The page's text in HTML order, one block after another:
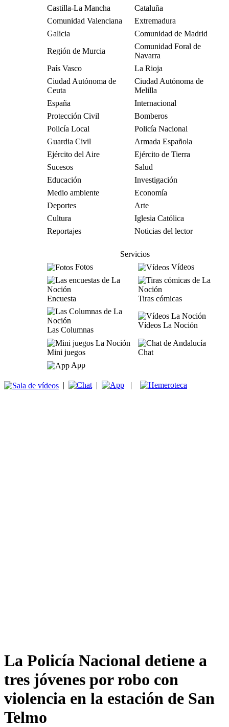
Castilla-La Mancha
Cataluña
Comunidad Valenciana
Extremadura
Galicia
Comunidad de Madrid
Región de Murcia
Comunidad Foral de
Navarra
País Vasco
La Rioja
Ciudad Autónoma de
Ceuta
Ciudad Autónoma de
Melilla
España
Internacional
Protección Civil
Bomberos
Policía Local
Policía Nacional
Guardia Civil
Armada Española
Ejército del Aire
Ejército de Tierra
Sucesos
Salud
Educación
Investigación
Medio ambiente
Economía
Deportes
Arte
Cultura
Iglesia Católica
Reportajes
Noticias del lector
Servicios
Fotos
Vídeos
Encuesta Tiras cómicas
Las Columnas
Vídeos La Noción
Mini juegos
Chat
App
| | |
La Policía Nacional detiene a
tres jóvenes por robo con
violencia en la estación de San
Telmo